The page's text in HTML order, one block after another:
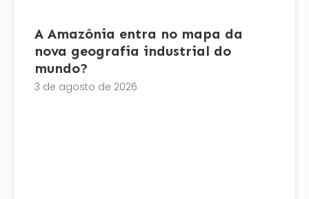
A Amazônia entra no mapa da
nova geografia industrial do
mundo?
3 de agosto de 2026